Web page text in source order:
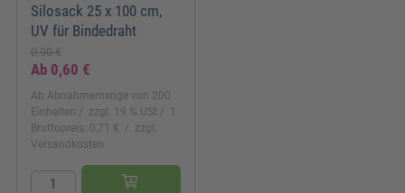
Silosack 25 x 100 cm,
UV für Bindedraht
0,90 €
Ab 0,60 €
Ab Abnahmemenge von 200
Einheiten
zzgl. 19 % USt
1
Bruttopreis: 0,71 €
zzgl.
Versandkosten